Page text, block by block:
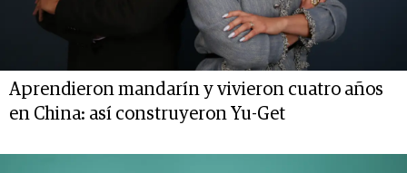
Aprendieron mandarín y vivieron cuatro años
en China: así construyeron Yu-Get